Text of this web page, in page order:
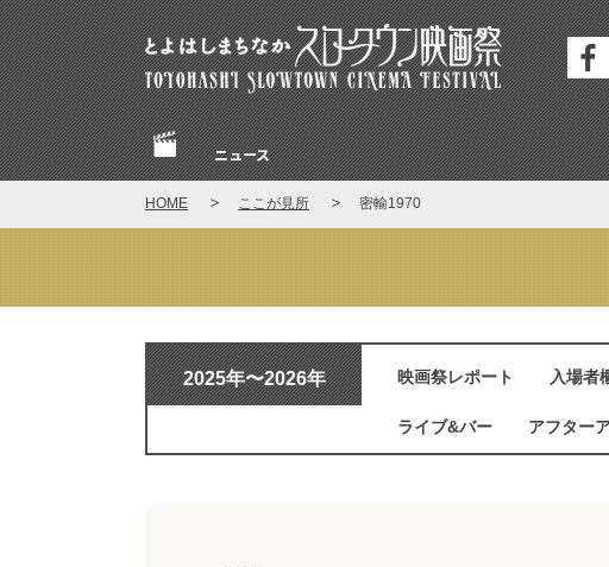
とよはしまちなかスロータウン映画祭
公式
フェ
イス
ブッ
ニュース
HOME ここが見所 密輸1970
2025年〜2026年 映画祭レポート 入場者
ライブ&バー アフター